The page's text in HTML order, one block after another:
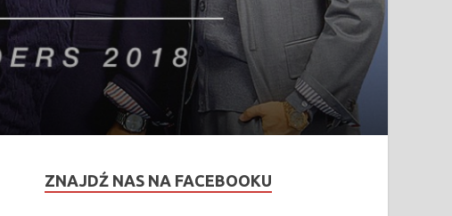
ZNAJDŹ NAS NA FACEBOOKU